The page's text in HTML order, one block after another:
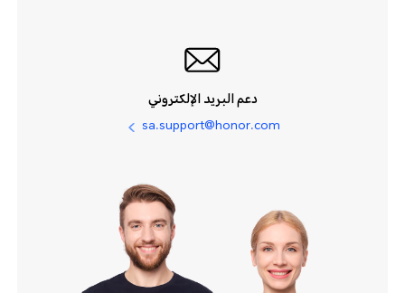
دعم البريد الإلكتروني
sa.support@honor.com